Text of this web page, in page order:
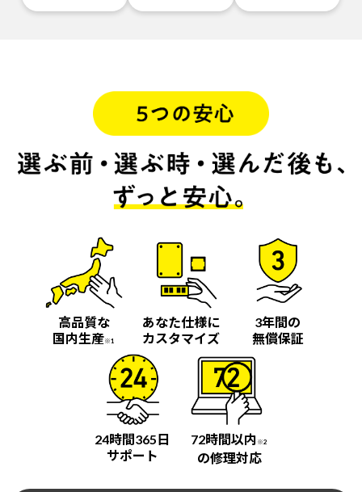
高品質な
国内生産※1
あなた仕様に
カスタマイズ
3年間の
無償保証
24時間365日
サポート
72時間以内 ※2
の修理対応